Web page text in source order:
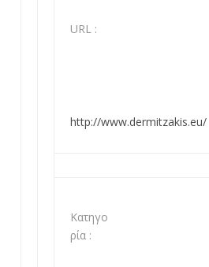
URL :
http://www.dermitzakis.eu/
Κατηγο
ρία :